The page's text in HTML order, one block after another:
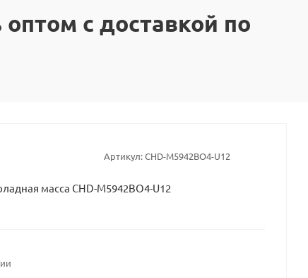
с доставкой по
Артикул:CHD-M5942BO4-U12
масса CHD-M5942BO4-U12